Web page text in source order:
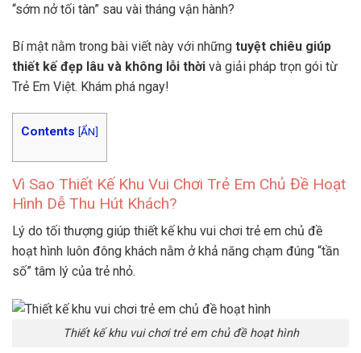
“sớm nở tối tàn” sau vài tháng vận hành?
Bí mật nằm trong bài viết này với những tuyệt chiêu giúp
thiết kế đẹp lâu và không lỗi thời và giải pháp trọn gói từ
Trẻ Em Việt. Khám phá ngay!
Contents [ẨN]
Vì Sao Thiết Kế Khu Vui Chơi Trẻ Em Chủ Đề Hoạt
Hình Dễ Thu Hút Khách?
Lý do tối thượng giúp thiết kế khu vui chơi trẻ em chủ đề
hoạt hình luôn đông khách nằm ở khả năng chạm đúng “tần
số” tâm lý của trẻ nhỏ.
Thiết kế khu vui chơi trẻ em chủ đề hoạt hình